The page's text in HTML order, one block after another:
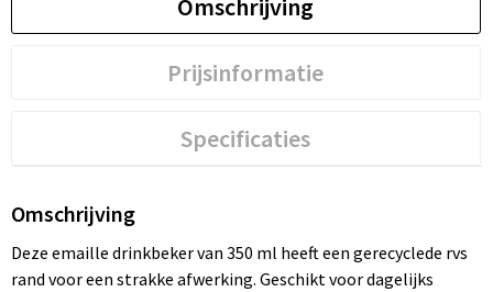
Prijsinformatie
Specificaties
Omschrijving
Deze emaille drinkbeker van 350 ml heeft een gerecyclede rvs
rand voor een strakke afwerking. Geschikt voor dagelijks